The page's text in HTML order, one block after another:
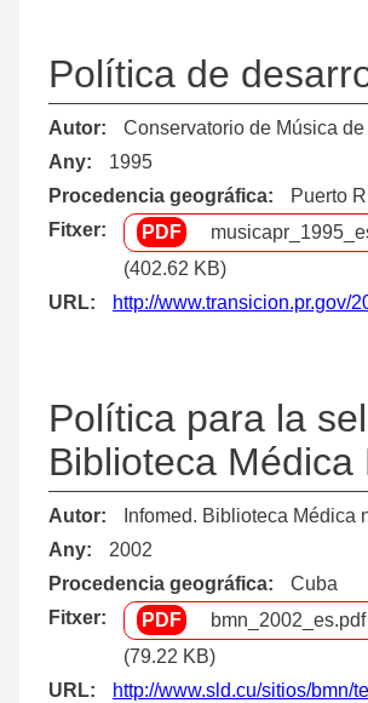
Política de
Autor
Conservatorio de Música
Any
1995
Procedencia geográfica
Puerto
Fitxer
(402.62 KB)
URL
http://www.transicion.pr.gov/
Política para la
Biblioteca Médica
Autor
Infomed. Biblioteca Médica
Any
2002
Procedencia geográfica
Cuba
Fitxer
bmn_2002_es.pdf
(79.22 KB)
URL
http://www.sld.cu/sitios/bmn/